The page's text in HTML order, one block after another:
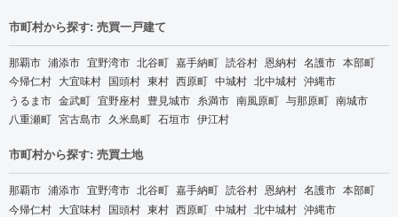
市町村から探す: 売買一戸建て
那覇市 浦添市 宜野湾市 北谷町 嘉手納町 読谷村 恩納村 名護市 本部町
今帰仁村 大宜味村 国頭村 東村 西原町 中城村 北中城村 沖縄市
うるま市 金武町 宜野座村 豊見城市 糸満市 南風原町 与那原町 南城市
八重瀬町 宮古島市 久米島町 石垣市 伊江村
市町村から探す: 売買土地
那覇市 浦添市 宜野湾市 北谷町 嘉手納町 読谷村 恩納村 名護市 本部町
今帰仁村 大宜味村 国頭村 東村 西原町 中城村 北中城村 沖縄市